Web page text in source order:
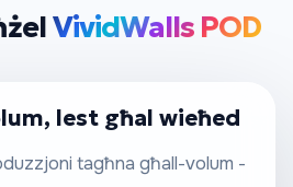
VividWalls POD
lest għal wieħed
tagħna għall-volum -